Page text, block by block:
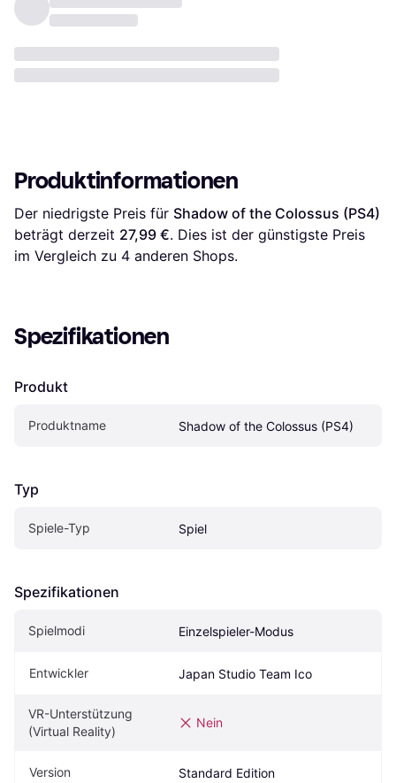
Produktinformationen
Der niedrigste Preis für Shadow of the Colossus (PS4)
beträgt derzeit 27,99 €. Dies ist der günstigste Preis
im Vergleich zu 4 anderen Shops.
Spezifikationen
Produkt
Produktname Shadow of the Colossus (PS4)
Typ
Spiele-Typ Spiel
Spezifikationen
Spielmodi Einzelspieler-Modus
Entwickler Japan Studio Team Ico
VR-Unterstützung
(Virtual Reality)
Nein
Version Standard Edition